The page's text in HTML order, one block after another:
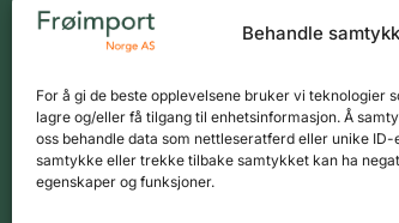
Behandle
For å gi de beste opplevelsene bruker vi teknologier
lagre og/eller få tilgang til enhetsinformasjon. Å
oss behandle data som nettleseratferd eller unike
samtykke eller trekke tilbake samtykket kan ha
egenskaper og funksjoner.
Vilkår